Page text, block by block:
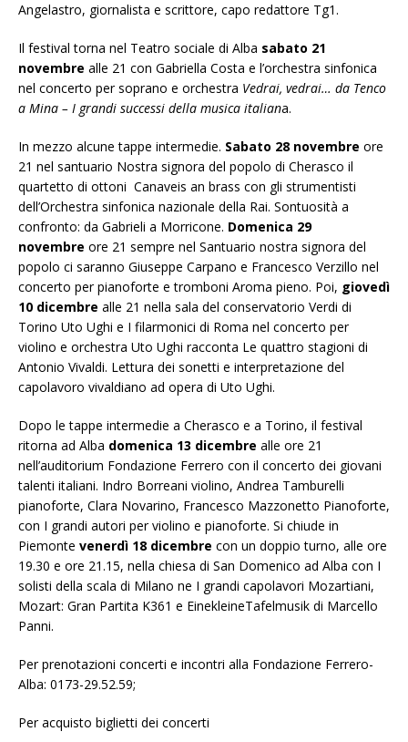
Angelastro, giornalista e scrittore, capo redattore Tg1.
Il festival torna nel Teatro sociale di Alba sabato 21
novembre alle 21 con Gabriella Costa e l’orchestra sinfonica
nel concerto per soprano e orchestra Vedrai, vedrai… da Tenco
a Mina – I grandi successi della musica italiana.
In mezzo alcune tappe intermedie. Sabato 28 novembre ore
21 nel santuario Nostra signora del popolo di Cherasco il
quartetto di ottoni Canaveis an brass con gli strumentisti
dell’Orchestra sinfonica nazionale della Rai. Sontuosità a
confronto: da Gabrieli a Morricone. Domenica 29
novembre ore 21 sempre nel Santuario nostra signora del
popolo ci saranno Giuseppe Carpano e Francesco Verzillo nel
concerto per pianoforte e tromboni Aroma pieno. Poi, giovedì
10 dicembre alle 21 nella sala del conservatorio Verdi di
Torino Uto Ughi e I filarmonici di Roma nel concerto per
violino e orchestra Uto Ughi racconta Le quattro stagioni di
Antonio Vivaldi. Lettura dei sonetti e interpretazione del
capolavoro vivaldiano ad opera di Uto Ughi.
Dopo le tappe intermedie a Cherasco e a Torino, il festival
ritorna ad Alba domenica 13 dicembre alle ore 21
nell’auditorium Fondazione Ferrero con il concerto dei giovani
talenti italiani. Indro Borreani violino, Andrea Tamburelli
pianoforte, Clara Novarino, Francesco Mazzonetto Pianoforte,
con I grandi autori per violino e pianoforte. Si chiude in
Piemonte venerdì 18 dicembre con un doppio turno, alle ore
19.30 e ore 21.15, nella chiesa di San Domenico ad Alba con I
solisti della scala di Milano ne I grandi capolavori Mozartiani,
Mozart: Gran Partita K361 e EinekleineTafelmusik di Marcello
Panni.
Per prenotazioni concerti e incontri alla Fondazione Ferrero-
Alba: 0173-29.52.59;
Per acquisto biglietti dei concerti